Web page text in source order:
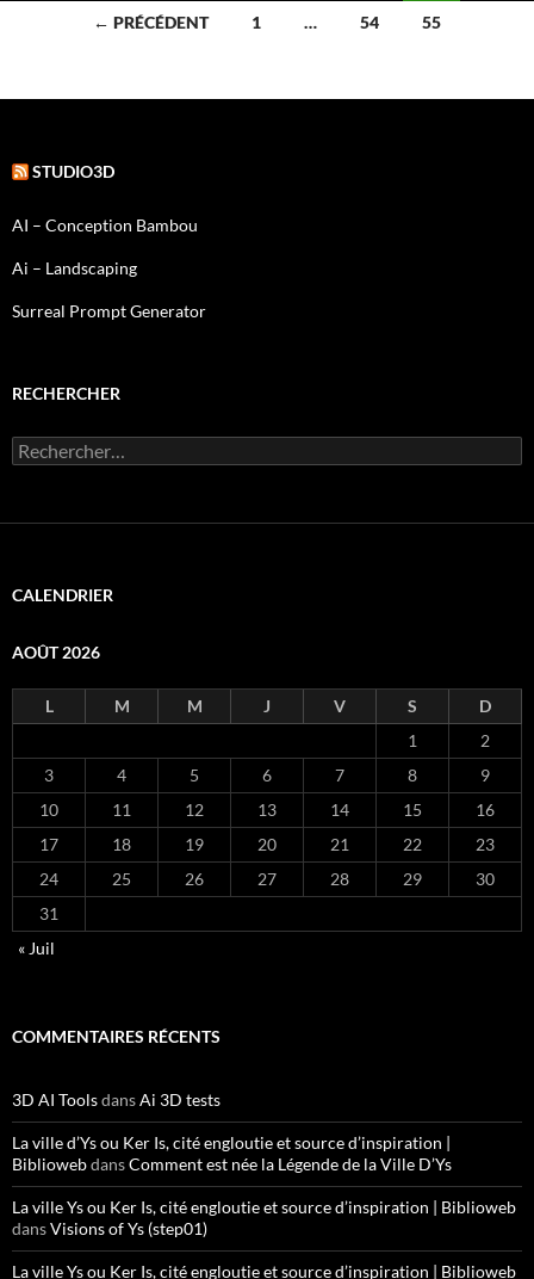
Navigation
articles
← PRÉCÉDENT 1 … 54 55
STUDIO3D
AI – Conception Bambou
Ai – Landscaping
Surreal Prompt Generator
RECHERCHER
Rechercher :
CALENDRIER
AOÛT 2026
L M M J V S
D
1
2
3
4 5 6 7 8
9
10
11 12 13 14 15
16
17
18 19 20 21 22
23
24
25 26 27 28 29
30
31
« Juil
COMMENTAIRES RÉCENTS
3D AI ToolsdansAi 3D tests
La ville d’Ys ou Ker Is, cité engloutie et source d’inspiration |
BibliowebdansComment est née la Légende de la Ville D’Ys
La ville Ys ou Ker Is, cité engloutie et source d’inspiration | Biblioweb
dansVisions of Ys (step01)
La ville Ys ou Ker Is, cité engloutie et source d’inspiration | Biblioweb